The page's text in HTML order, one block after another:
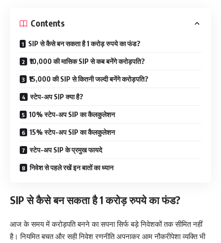
Contents
SIP से कैसे बन सकता है 1 करोड़ रुपये का फंड?
₹10,000 की मासिक SIP से कब बनेंगे करोड़पति?
₹15,000 की SIP से कितनी जल्दी बनेंगे करोड़पति?
स्टेप-अप SIP क्या है?
10% स्टेप-अप SIP का कैलकुलेशन
15% स्टेप-अप SIP का कैलकुलेशन
स्टेप-अप SIP के प्रमुख फायदे
निवेश से पहले रखें इन बातों का ध्यान
SIP से कैसे बन सकता है 1 करोड़ रुपये का फंड?
आज के समय में करोड़पति बनने का सपना सिर्फ बड़े निवेशकों तक सीमित नहीं
है। नियमित बचत और सही निवेश रणनीति अपनाकर आम नौकरीपेशा व्यक्ति भी